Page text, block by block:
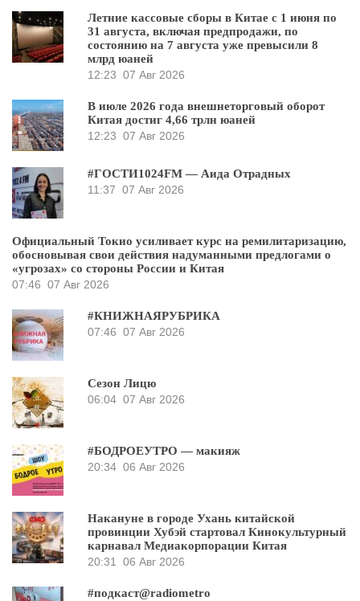
Летние кассовые сборы в Китае с 1 июня по
31 августа, включая предпродажи, по
состоянию на 7 августа уже превысили 8
млрд юаней
12:23 07 Авг 2026
В июле 2026 года внешнеторговый оборот
Китая достиг 4,66 трлн юаней
12:23 07 Авг 2026
#ГОСТИ1024FM — Аида Отрадных
11:37 07 Авг 2026
Официальный Токио усиливает курс на ремилитаризацию,
обосновывая свои действия надуманными предлогами о
«угрозах» со стороны России и Китая
07:46 07 Авг 2026
#КНИЖНАЯРУБРИКА
07:46 07 Авг 2026
Сезон Лицю
06:04 07 Авг 2026
#БОДРОЕУТРО — макияж
20:34 06 Авг 2026
Накануне в городе Ухань китайской
провинции Хубэй стартовал Кинокультурный
карнавал Медиакорпорации Китая
20:31
06 Авг 2026
#подкаст@radiometro